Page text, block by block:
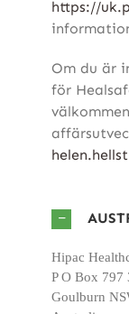
https://
Om du är
för
Hipac
P O Box 797
Goulburn